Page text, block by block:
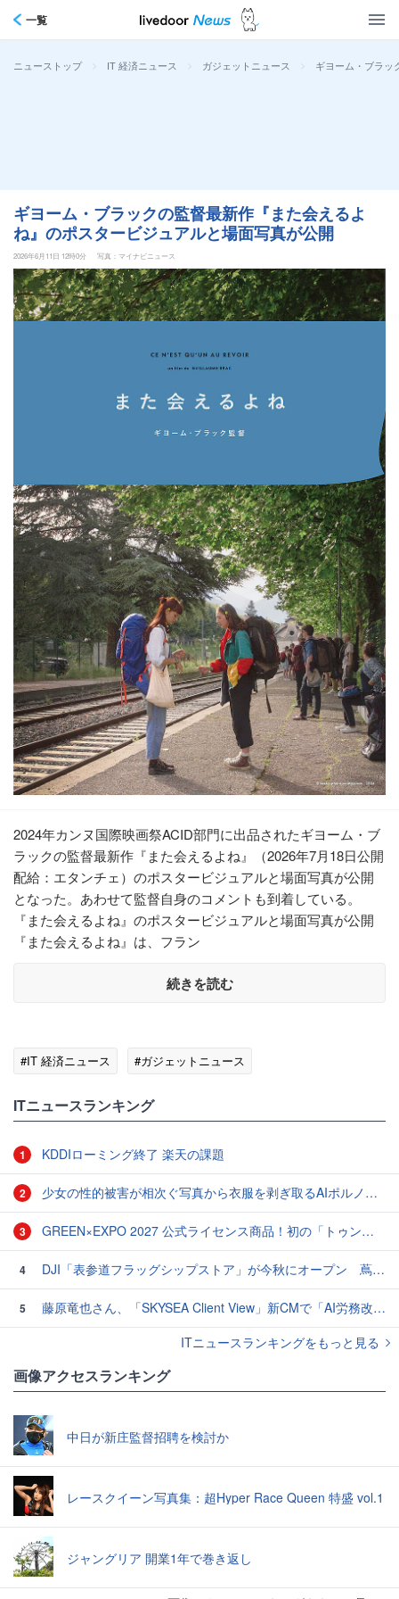
一覧
ニューストップ > IT 経済ニュース > ガジェットニュース > ギヨーム・ブラッ
ギヨーム・ブラックの監督最新作『また会えるよ
ね』のポスタービジュアルと場面写真が公開
2026年6月11日 12時0分 写真：マイナビニュース
2024年カンヌ国際映画祭ACID部門に出品されたギヨーム・ブ
ラックの監督最新作『また会えるよね』（2026年7月18日公開
配給：エタンチェ）のポスタービジュアルと場面写真が公開
となった。あわせて監督自身のコメントも到着している。
『また会えるよね』のポスタービジュアルと場面写真が公開
『また会えるよね』は、フラン
続きを読む
#IT 経済ニュース #ガジェットニュース
ITニュースランキング
1 KDDIローミング終了 楽天の課題
2 少女の性的被害が相次ぐ写真から衣服を剥ぎ取るAIポルノアプリ「ClothOff」の背後にいる人物とは？
3 GREEN×EXPO 2027 公式ライセンス商品！初の「トゥンクトゥンク」公式LINEスタンプ、販売開始
4 DJI「表参道フラッグシップストア」が今秋にオープン 蔦屋家電＋ではOsmo Pocket 4P「パールホワイト」が初公開
5
藤原竜也さん、「SKYSEA Client View」新CMで「AI労務改善」をアピール 働き方をAIが分析したら「すぐに休んで」と言われる？
ITニュースランキングをもっと見る
画像アクセスランキング
中日が新庄監督招聘を検討か
レースクイーン写真集：超Hyper Race Queen 特盛 vol.1
ジャングリア 開業1年で巻き返し